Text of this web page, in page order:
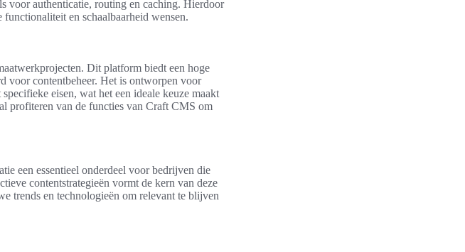
voor authenticatie, routing en caching. Hierdoor
en schaalbaarheid wensen.
Dit platform biedt een hoge
voor contentbeheer. Het is ontworpen voor
eisen, wat het een ideale keuze maakt
profiteren van de functies van Craft CMS om
een essentieel onderdeel voor bedrijven die
contentstrategieën vormt de kern van deze
trends en technologieën om relevant te blijven